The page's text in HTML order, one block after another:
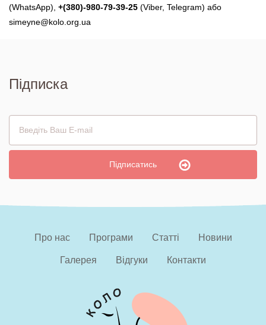
(WhatsApp), +(380)-980-79-39-25 (Viber, Telegram) або
simeyne@kolo.org.ua
Підписка
Про нас Програми Статті Новини
Галерея Відгуки Контакти